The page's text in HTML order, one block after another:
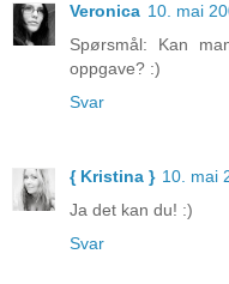
Veronica 10. mai
Spørsmål: Kan
oppgave? :)
Svar
{ Kristina } 10. mai
Ja det kan du! :)
Svar